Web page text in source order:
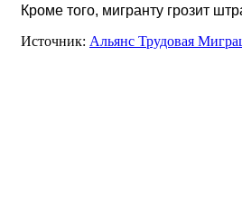
Кроме того, мигранту грозит
Источник: Альянс Трудовая